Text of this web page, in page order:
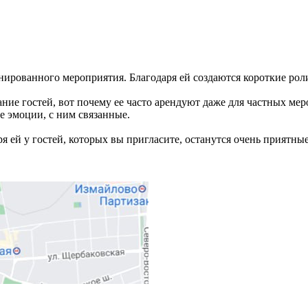
мероприятия. Благодаря ей создаются короткие
гостей, вот почему ее часто арендуют даже для частных
эмоции, с ним связанные.
у гостей, которых вы пригласите, останутся очень